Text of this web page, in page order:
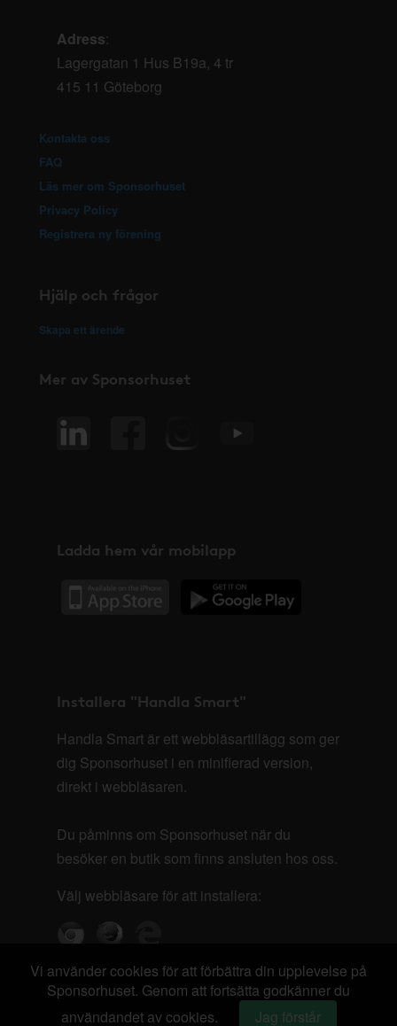
Adress:
Lagergatan 1 Hus B19a, 4 tr
415 11 Göteborg
Kontakta oss
FAQ
Läs mer om Sponsorhuset
Privacy Policy
Registrera ny förening
Hjälp och frågor
Skapa ett ärende
Mer av Sponsorhuset
Ladda hem vår mobilapp
Installera "Handla Smart"
Handla Smart är ett webbläsartillägg som ger
dig Sponsorhuset i en minifierad version,
direkt i webbläsaren.
Du påminns om Sponsorhuset när du
besöker en butik som finns ansluten hos oss.
Välj webbläsare för att installera:
Vi använder cookies för att förbättra din upplevelse på
Sponsorhuset. Genom att fortsätta godkänner du
användandet av cookies.
Jag förstår